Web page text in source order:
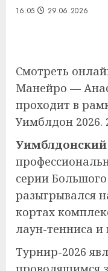
16:05 29.06.2026
Смотреть
Манейро —
проходит в
Уимблдон 2026.
Уимблдонский
серии
разыгрывался
кортах
лаун-тенниса и
Турнир-2026